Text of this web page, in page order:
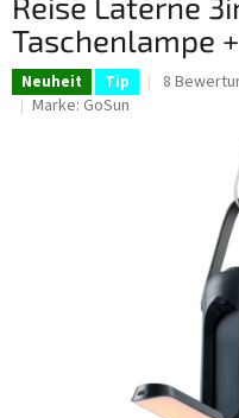
Taschenlampe
Neuheit Tip
Die
Sternen.
8
Marke: GoSun